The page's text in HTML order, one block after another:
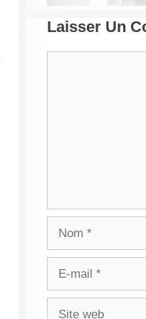
Laisser Un